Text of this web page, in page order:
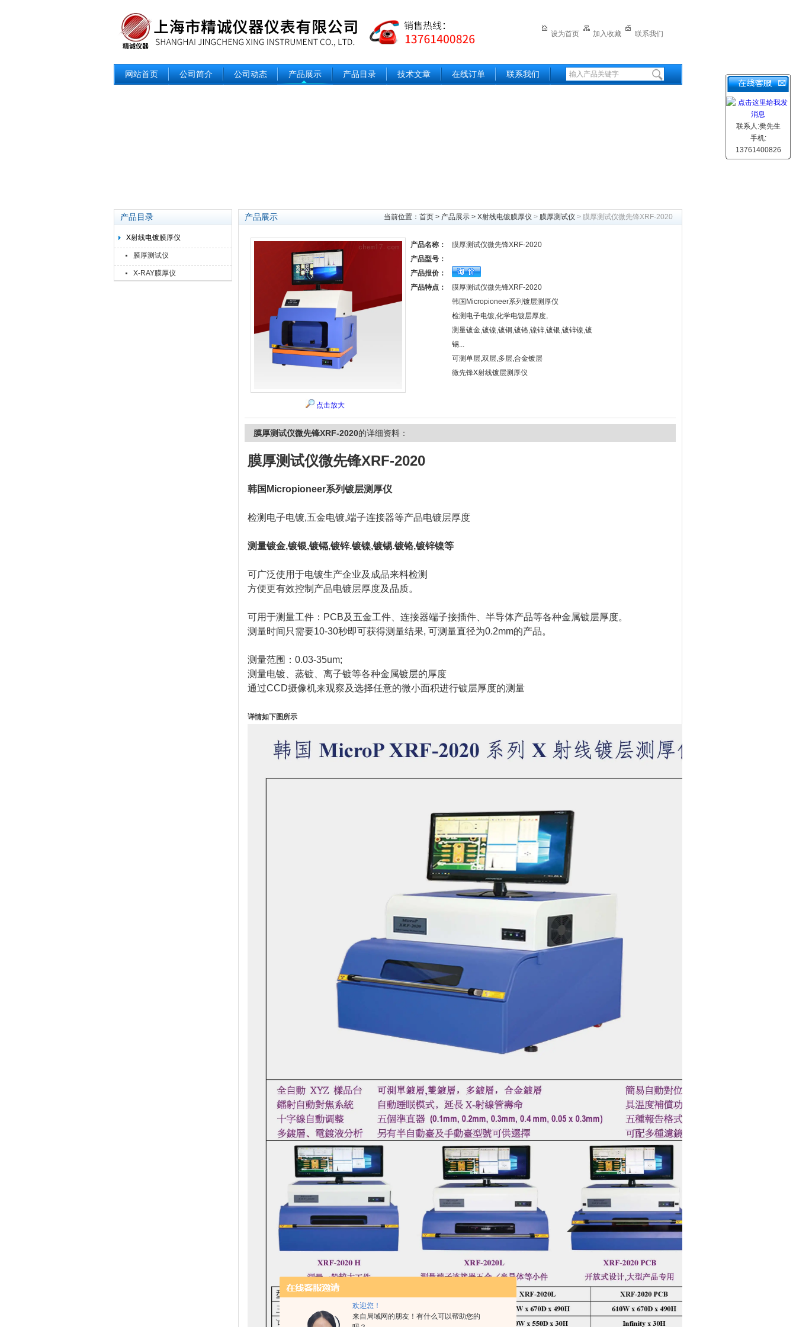
欢迎您！
来自局域网的朋友！有什么可以帮助您的
设为首页 加入收藏 联系我们
网站首页 公司简介 公司动态 产品展示 产品目录 技术文章 在线订单 联系我们
产品目录
X射线电镀膜厚仪
膜厚测试仪
X-RAY膜厚仪
产品展示 当前位置： 首页 > 产品展示 > X射线电镀膜厚仪 > 膜厚测试仪 > 膜厚测试仪微先锋XRF-2020
点击放大
产品名称：
膜厚测试仪微先锋XRF-2020
产品型号：
产品报价：
产品特点：
膜厚测试仪微先锋XRF-2020
韩国Micropioneer系列镀层测厚仪
检测电子电镀,化学电镀层厚度,
测量镀金,镀镍,镀铜,镀铬,镍锌,镀银,镀锌镍,镀
锡...
可测单层,双层,多层,合金镀层
微先锋X射线镀层测厚仪
膜厚测试仪微先锋XRF-2020的详细资料：
膜厚测试仪微先锋XRF-2020
韩国Micropioneer系列镀层测厚仪
检测电子电镀,五金电镀,端子连接器等产品电镀层厚度
测量镀金,镀银,镀镉,镀锌.镀镍,镀锡.镀铬,镀锌镍等
可广泛使用于电镀生产企业及成品来料检测
方便更有效控制产品电镀层厚度及品质。
可用于测量工件：PCB及五金工件、连接器端子接插件、半导体产品等各种金属镀层厚度。
测量时间只需要10-30秒即可获得测量结果, 可测量直径为0.2mm的产品。
测量范围：0.03-35um;
测量电镀、蒸镀、离子镀等各种金属镀层的厚度
通过CCD摄像机来观察及选择任意的微小面积进行镀层厚度的测量
详情如下图所示
联系人:樊先生
手机:
13761400826